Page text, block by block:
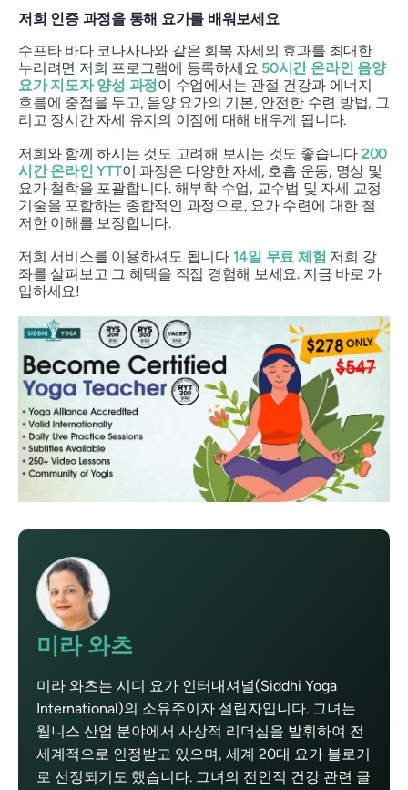
저희 인증 과정을 통해 요가를 배워보세요
수프타 바다 코나사나와 같은 회복 자세의 효과를 최대한
누리려면 저희 프로그램에 등록하세요 50시간 온라인 음양
요가 지도자 양성 과정이 수업에서는 관절 건강과 에너지
흐름에 중점을 두고, 음양 요가의 기본, 안전한 수련 방법, 그
리고 장시간 자세 유지의 이점에 대해 배우게 됩니다.
저희와 함께 하시는 것도 고려해 보시는 것도 좋습니다 200
시간 온라인 YTT이 과정은 다양한 자세, 호흡 운동, 명상 및
요가 철학을 포괄합니다. 해부학 수업, 교수법 및 자세 교정
기술을 포함하는 종합적인 과정으로, 요가 수련에 대한 철
저한 이해를 보장합니다.
저희 서비스를 이용하셔도 됩니다 14일 무료 체험 저희 강
좌를 살펴보고 그 혜택을 직접 경험해 보세요. 지금 바로 가
입하세요!
미라 와츠
미라 와츠는 시디 요가 인터내셔널(Siddhi Yoga
International)의 소유주이자 설립자입니다. 그녀는
웰니스 산업 분야에서 사상적 리더십을 발휘하여 전
세계적으로 인정받고 있으며, 세계 20대 요가 블로거
로 선정되기도 했습니다. 그녀의 전인적 건강 관련 글